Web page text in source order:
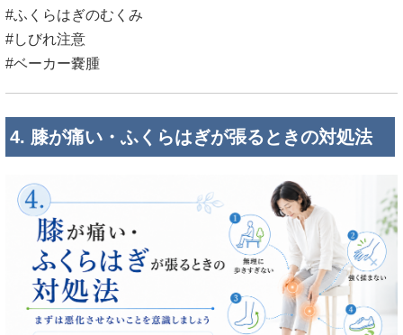
#ふくらはぎのむくみ
#しびれ注意
#ベーカー嚢腫
4. 膝が痛い・ふくらはぎが張るときの対処法